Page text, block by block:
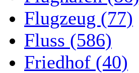
Flugzeug (77)
Fluss (586)
Friedhof (40)